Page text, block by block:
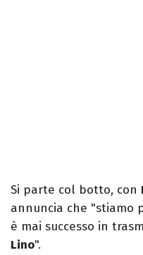
Si parte col botto, con
annuncia che "stiamo
è mai successo in
Lino".